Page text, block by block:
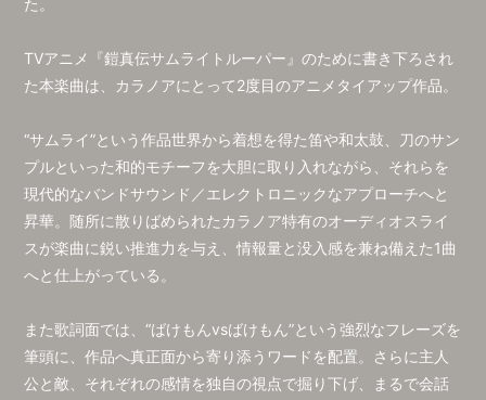
た。
TVアニメ『鎧真伝サムライトルーパー』のために書き下ろされ
た本楽曲は、カラノアにとって2度目のアニメタイアップ作品。
“サムライ”という作品世界から着想を得た笛や和太鼓、刀のサン
プルといった和的モチーフを大胆に取り入れながら、それらを
現代的なバンドサウンド／エレクトロニックなアプローチへと
昇華。随所に散りばめられたカラノア特有のオーディオスライ
スが楽曲に鋭い推進力を与え、情報量と没入感を兼ね備えた1曲
へと仕上がっている。
また歌詞面では、“ばけもんvsばけもん”という強烈なフレーズを
筆頭に、作品へ真正面から寄り添うワードを配置。さらに主人
公と敵、それぞれの感情を独自の視点で掘り下げ、まるで会話